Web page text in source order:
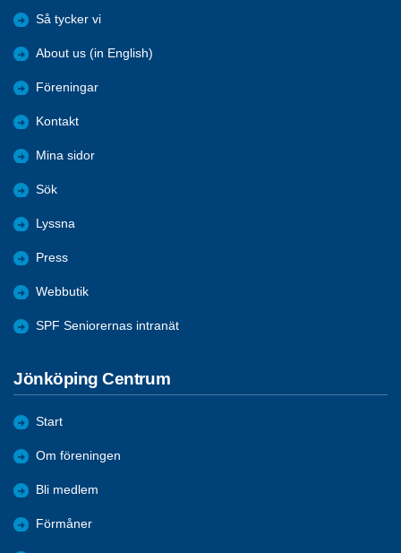
Så tycker vi
About us (in English)
Föreningar
Kontakt
Mina sidor
Sök
Lyssna
Press
Webbutik
SPF Seniorernas intranät
Jönköping Centrum
Start
Om föreningen
Bli medlem
Förmåner